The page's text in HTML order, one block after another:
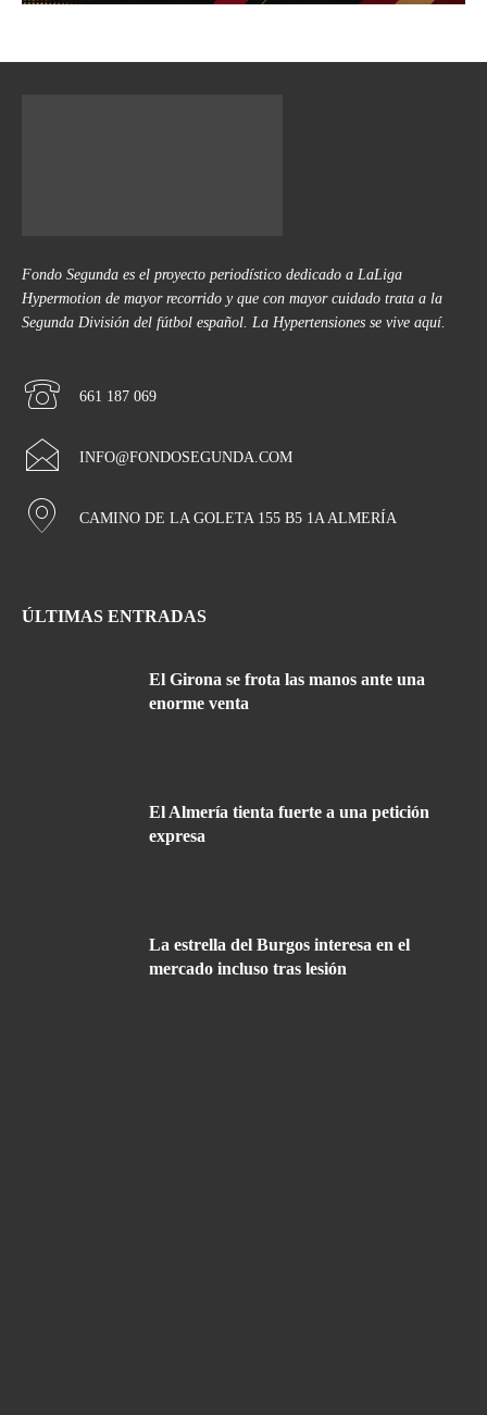
Fondo Segunda es el proyecto periodístico dedicado a LaLiga
Hypermotion de mayor recorrido y que con mayor cuidado trata a la
Segunda División del fútbol español. La Hypertensiones se vive aquí.
661 187 069
INFO@FONDOSEGUNDA.COM
CAMINO DE LA GOLETA 155 B5 1A ALMERÍA
ÚLTIMAS ENTRADAS
El Girona se frota las manos ante una
enorme venta
El Almería tienta fuerte a una petición
expresa
La estrella del Burgos interesa en el
mercado incluso tras lesión